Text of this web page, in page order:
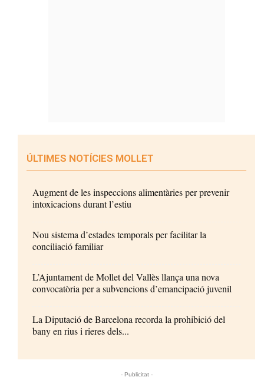
ÚLTIMES NOTÍCIES MOLLET
Augment de les inspeccions alimentàries per prevenir
intoxicacions durant l’estiu
Nou sistema d’estades temporals per facilitar la
conciliació familiar
L’Ajuntament de Mollet del Vallès llança una nova
convocatòria per a subvencions d’emancipació juvenil
La Diputació de Barcelona recorda la prohibició del
bany en rius i rieres dels...
- Publicitat -